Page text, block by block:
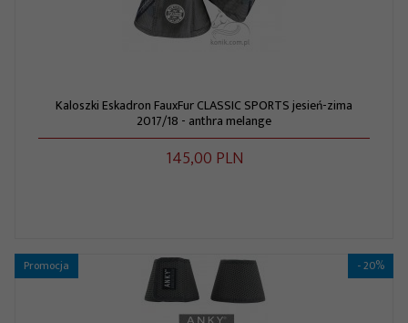
Kaloszki Eskadron FauxFur CLASSIC SPORTS jesień-zima
2017/18 - anthra melange
145,00 PLN
Promocja - 20%